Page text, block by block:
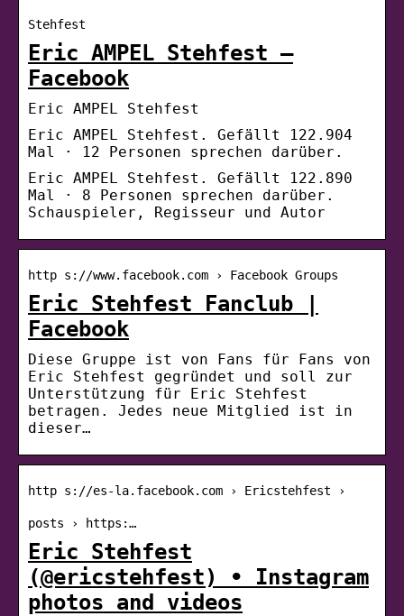
Stehfest
Eric AMPEL Stehfest –
Facebook
Eric AMPEL Stehfest
Eric AMPEL Stehfest. Gefällt 122.904
Mal · 12 Personen sprechen darüber.
Eric AMPEL Stehfest. Gefällt 122.890
Mal · 8 Personen sprechen darüber.
Schauspieler, Regisseur und Autor
http s://www.facebook.com › Facebook Groups
Eric Stehfest Fanclub |
Facebook
Diese Gruppe ist von Fans für Fans von
Eric Stehfest gegründet und soll zur
Unterstützung für Eric Stehfest
betragen. Jedes neue Mitglied ist in
dieser…
http s://es-la.facebook.com › Ericstehfest ›
posts › https:…
Eric Stehfest
(@ericstehfest) • Instagram
photos and videos